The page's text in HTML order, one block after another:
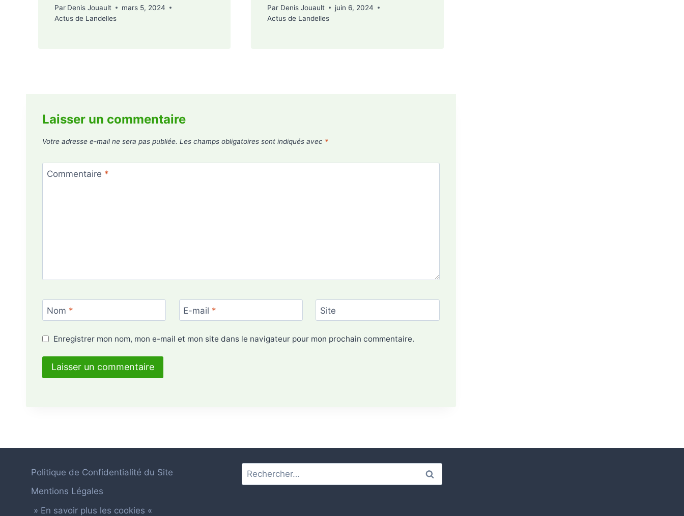
Par Denis Jouault
mars 5, 2024
Actus de Landelles
Par Denis Jouault
juin 6, 2024
Actus de Landelles
Laisser un commentaire
Votre adresse e-mail ne sera pas publiée. Les champs obligatoires sont indiqués avec *
Commentaire *
Nom * E-mail * Site
Enregistrer mon nom, mon e-mail et mon site dans le navigateur pour mon prochain commentaire.
Politique de Confidentialité du Site
Mentions Légales
» En savoir plus les cookies «